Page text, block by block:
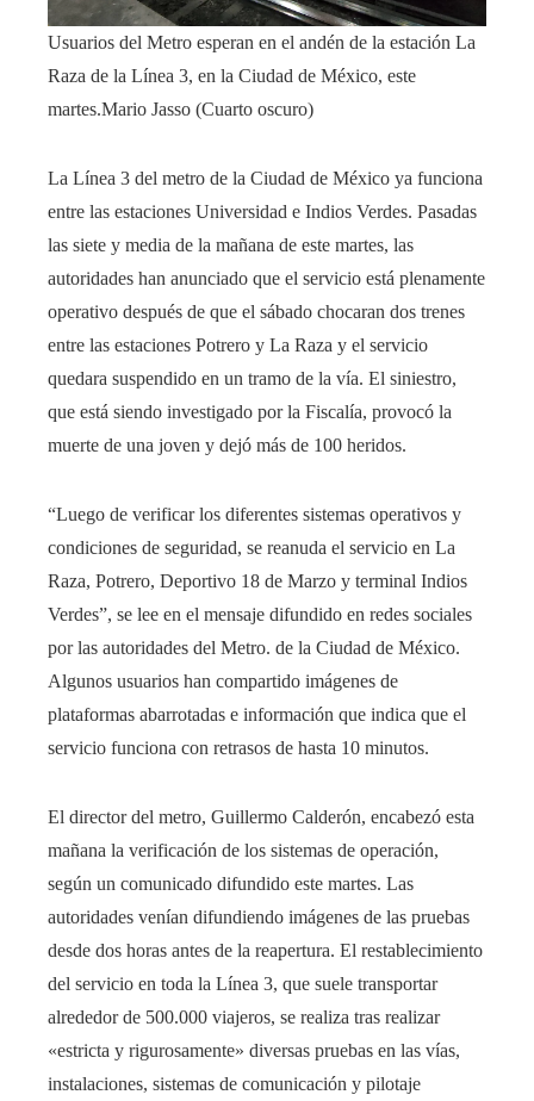
Usuarios del Metro esperan en el andén de la estación La
Raza de la Línea 3, en la Ciudad de México, este
martes.Mario Jasso (Cuarto oscuro)
La Línea 3 del metro de la Ciudad de México ya funciona
entre las estaciones Universidad e Indios Verdes. Pasadas
las siete y media de la mañana de este martes, las
autoridades han anunciado que el servicio está plenamente
operativo después de que el sábado chocaran dos trenes
entre las estaciones Potrero y La Raza y el servicio
quedara suspendido en un tramo de la vía. El siniestro,
que está siendo investigado por la Fiscalía, provocó la
muerte de una joven y dejó más de 100 heridos.
“Luego de verificar los diferentes sistemas operativos y
condiciones de seguridad, se reanuda el servicio en La
Raza, Potrero, Deportivo 18 de Marzo y terminal Indios
Verdes”, se lee en el mensaje difundido en redes sociales
por las autoridades del Metro. de la Ciudad de México.
Algunos usuarios han compartido imágenes de
plataformas abarrotadas e información que indica que el
servicio funciona con retrasos de hasta 10 minutos.
El director del metro, Guillermo Calderón, encabezó esta
mañana la verificación de los sistemas de operación,
según un comunicado difundido este martes. Las
autoridades venían difundiendo imágenes de las pruebas
desde dos horas antes de la reapertura. El restablecimiento
del servicio en toda la Línea 3, que suele transportar
alrededor de 500.000 viajeros, se realiza tras realizar
«estricta y rigurosamente» diversas pruebas en las vías,
instalaciones, sistemas de comunicación y pilotaje